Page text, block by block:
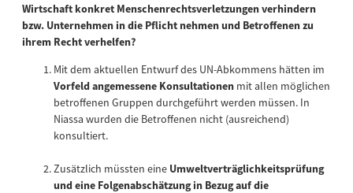
Wirtschaft konkret Menschenrechtsverletzungen verhindern
bzw. Unternehmen in die Pflicht nehmen und Betroffenen zu
ihrem Recht verhelfen?
Mit dem aktuellen Entwurf des UN-Abkommens hätten im
Vorfeld angemessene Konsultationen mit allen möglichen
betroffenen Gruppen durchgeführt werden müssen. In
Niassa wurden die Betroffenen nicht (ausreichend)
konsultiert.
Zusätzlich müssten eine Umweltverträglichkeitsprüfung
und eine Folgenabschätzung in Bezug auf die